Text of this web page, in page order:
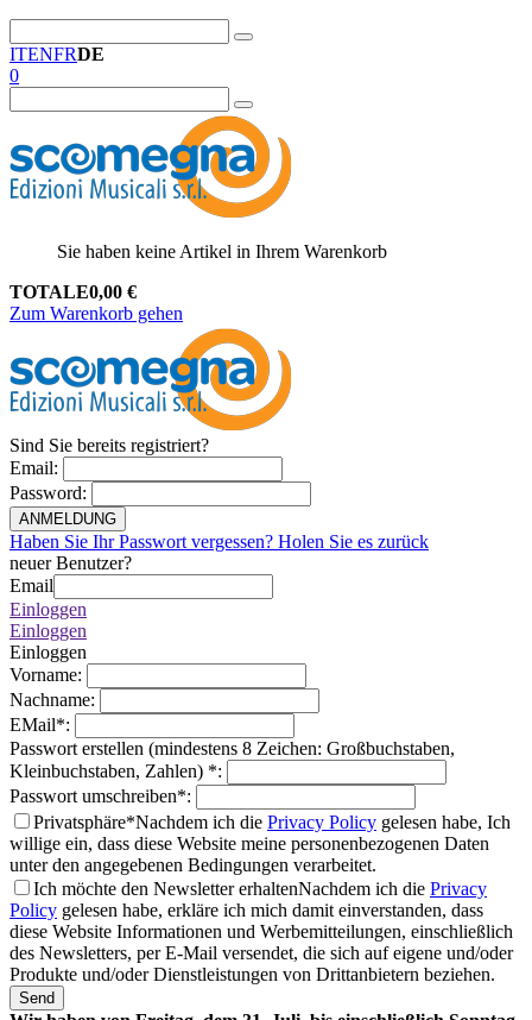
ITENFRDE
0
Sie haben keine Artikel in Ihrem Warenkorb
TOTALE0,00 €
Zum Warenkorb gehen
Sind Sie bereits registriert?
Email:
Password:
ANMELDUNG
Haben Sie Ihr Passwort vergessen? Holen Sie es zurück
neuer Benutzer?
Email
Einloggen
Einloggen
Einloggen
Vorname:
Nachname:
EMail*:
Passwort erstellen (mindestens 8 Zeichen: Großbuchstaben,
Kleinbuchstaben, Zahlen) *:
Passwort umschreiben*:
Privatsphäre*Nachdem ich die Privacy Policy gelesen habe, Ich
willige ein, dass diese Website meine personenbezogenen Daten
unter den angegebenen Bedingungen verarbeitet.
Ich möchte den Newsletter erhaltenNachdem ich die Privacy
Policy gelesen habe, erkläre ich mich damit einverstanden, dass
diese Website Informationen und Werbemitteilungen, einschließlich
des Newsletters, per E-Mail versendet, die sich auf eigene und/oder
Produkte und/oder Dienstleistungen von Drittanbietern beziehen.
Send